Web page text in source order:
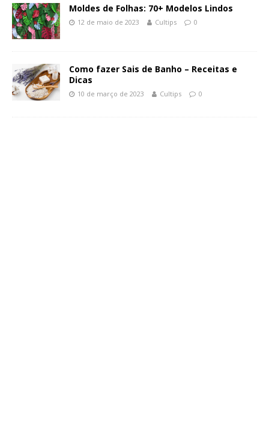
Moldes de Folhas: 70+ Modelos Lindos
12 de maio de 2023 Cultips 0
Como fazer Sais de Banho – Receitas e
Dicas
10 de março de 2023 Cultips 0